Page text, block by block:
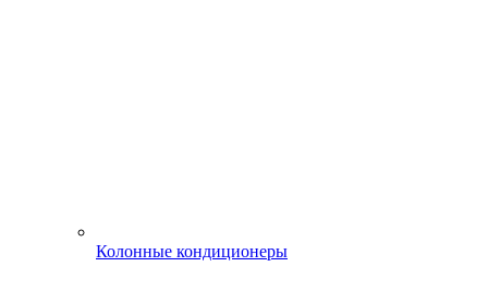
Колонные кондиционеры